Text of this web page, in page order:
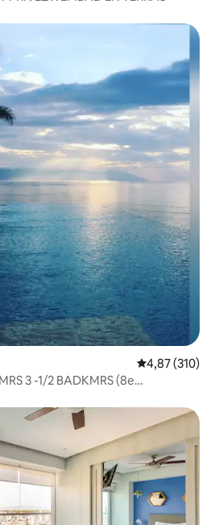
Gemiddelde
4,87 (310)
3 -1/2 BADKMRS (8e